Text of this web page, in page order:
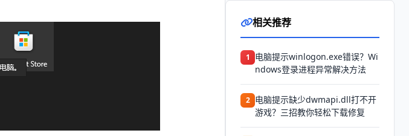
相关推荐
1
电脑提示winlogon.exe错误？Wi
ndows登录进程异常解决方法
2 电脑提示缺少dwmapi.dll打不开
游戏？三招教你轻松下载修复